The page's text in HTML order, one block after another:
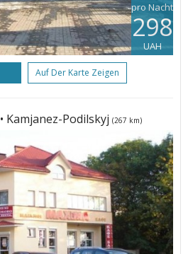
pro Nacht
298
UAH
Auf Der Karte Zeigen
• Kamjanez-Podilskyj (267 km)